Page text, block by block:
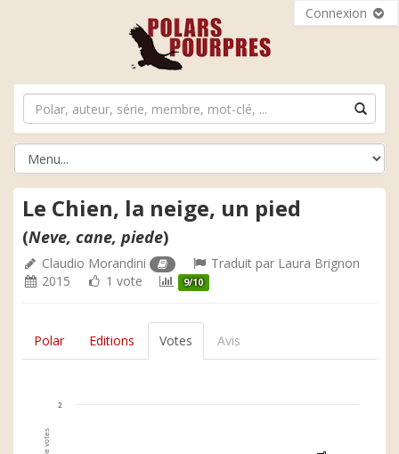
Connexion
Le Chien, la neige, un pied
(Neve, cane, piede)
Claudio Morandini Traduit par Laura Brignon
2015
1 vote 9/10
Polar Editions Votes Avis
2